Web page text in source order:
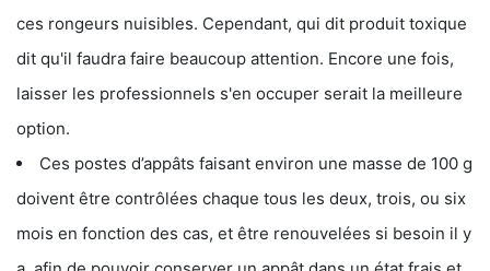
ces rongeurs nuisibles. Cependant, qui dit produit toxique
dit qu'il faudra faire beaucoup attention. Encore une fois,
laisser les professionnels s'en occuper serait la meilleure
option.
Ces postes d’appâts faisant environ une masse de 100 g
doivent être contrôlées chaque tous les deux, trois, ou six
mois en fonction des cas, et être renouvelées si besoin il y